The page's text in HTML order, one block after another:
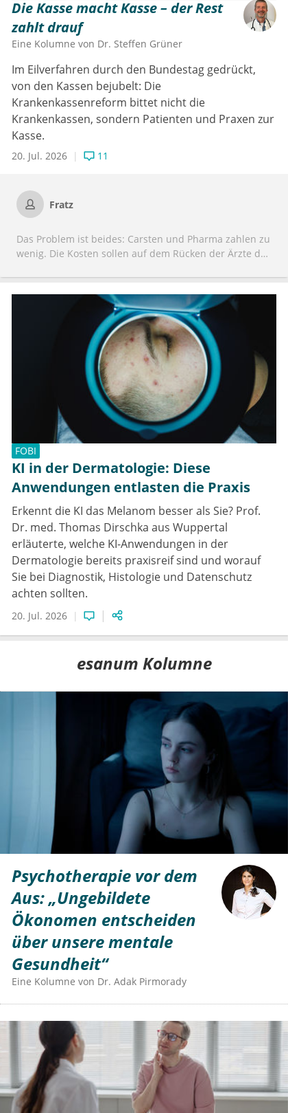
Die Kasse macht Kasse – der Rest
zahlt drauf
Eine Kolumne von Dr. Steffen Grüner
Im Eilverfahren durch den Bundestag gedrückt,
von den Kassen bejubelt: Die
Krankenkassenreform bittet nicht die
Krankenkassen, sondern Patienten und Praxen zur
Kasse.
20. Jul. 2026 11
Fratz
Das Problem ist beides: Carsten und Pharma zahlen zu
wenig. Die Kosten sollen auf dem Rücken der Ärzte des
Wie immer: ungerecht
FOBI
KI in der Dermatologie: Diese
Anwendungen entlasten die Praxis
Erkennt die KI das Melanom besser als Sie? Prof.
Dr. med. Thomas Dirschka aus Wuppertal
erläuterte, welche KI-Anwendungen in der
Dermatologie bereits praxisreif sind und worauf
Sie bei Diagnostik, Histologie und Datenschutz
achten sollten.
20. Jul. 2026
esanum Kolumne
Psychotherapie vor dem
Aus: „Ungebildete
Ökonomen entscheiden
über unsere mentale
Gesundheit“
Eine Kolumne von Dr. Adak Pirmorady